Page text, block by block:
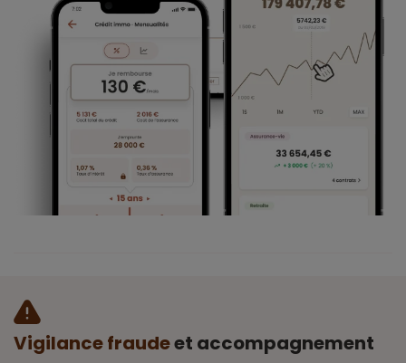
Vigilance fraudeet accompagnement